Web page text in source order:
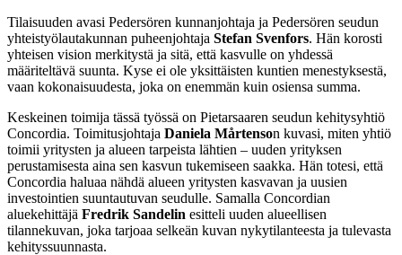
Tilaisuuden avasi Pedersören kunnanjohtaja ja Pedersören seudun
yhteistyölautakunnan puheenjohtaja Stefan Svenfors. Hän korosti
yhteisen vision merkitystä ja sitä, että kasvulle on yhdessä
määriteltävä suunta. Kyse ei ole yksittäisten kuntien menestyksestä,
vaan kokonaisuudesta, joka on enemmän kuin osiensa summa.
Keskeinen toimija tässä työssä on Pietarsaaren seudun kehitysyhtiö
Concordia. Toimitusjohtaja Daniela Mårtenson kuvasi, miten yhtiö
toimii yritysten ja alueen tarpeista lähtien – uuden yrityksen
perustamisesta aina sen kasvun tukemiseen saakka. Hän totesi, että
Concordia haluaa nähdä alueen yritysten kasvavan ja uusien
investointien suuntautuvan seudulle. Samalla Concordian
aluekehittäjä Fredrik Sandelin esitteli uuden alueellisen
tilannekuvan, joka tarjoaa selkeän kuvan nykytilanteesta ja tulevasta
kehityssuunnasta.